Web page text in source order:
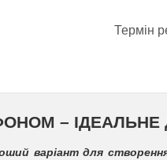
Термін
–
варіант для створення